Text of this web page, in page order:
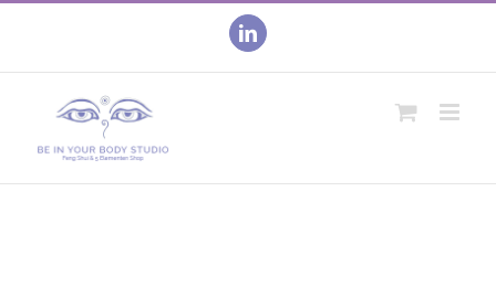
Skip
linkedin